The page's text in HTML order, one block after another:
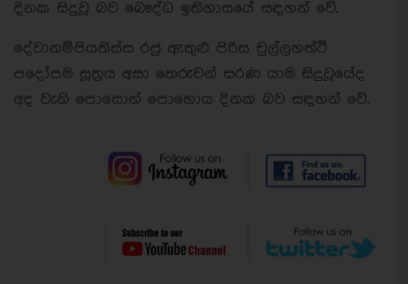
දිනක සිදුවූ බව බෞද්ධ ඉතිහාසයේ සඳහන් වේ.
දේවානම්පියතිස්ස රජු ඇතුළු පිරිස චුල්ලහත්ථි
පදෝපම සූත්‍රය අසා තෙරුවන් සරණ යාම සිදුවූයේද
අද වැනි පොසොන් පොහොය දිනක බව සඳහන් වේ.